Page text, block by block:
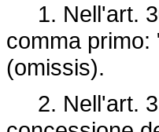
1. Nell'art.
comma primo:
(omissis).
2. Nell'art.